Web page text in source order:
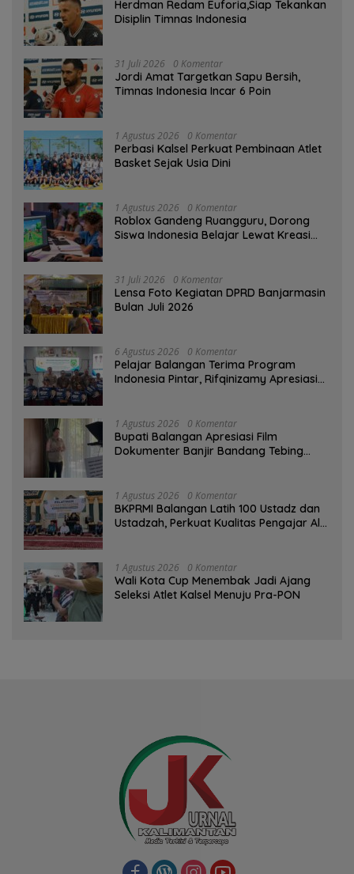
Herdman Redam Euforia,Siap Tekankan
Disiplin Timnas Indonesia
31 Juli 2026 0 Komentar
Jordi Amat Targetkan Sapu Bersih,
Timnas Indonesia Incar 6 Poin
1 Agustus 2026 0 Komentar
Perbasi Kalsel Perkuat Pembinaan Atlet
Basket Sejak Usia Dini
1 Agustus 2026 0 Komentar
Roblox Gandeng Ruangguru, Dorong
Siswa Indonesia Belajar Lewat Kreasi
31 Juli 2026 0 Komentar
Lensa Foto Kegiatan DPRD Banjarmasin
Bulan Juli 2026
6 Agustus 2026 0 Komentar
Pelajar Balangan Terima Program
Indonesia Pintar, Rifqinizamy Apresiasi
1 Agustus 2026 0 Komentar
Bupati Balangan Apresiasi Film
Dokumenter Banjir Bandang Tebing
1 Agustus 2026 0 Komentar
BKPRMI Balangan Latih 100 Ustadz dan
Ustadzah, Perkuat Kualitas Pengajar Al-
1 Agustus 2026 0 Komentar
Wali Kota Cup Menembak Jadi Ajang
Seleksi Atlet Kalsel Menuju Pra-PON